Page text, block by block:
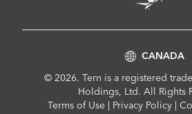
© 2026. Tern is a registered
Holdings, Ltd. All Rights
ComplianceTerms of Use Privacy Policy
CANADA